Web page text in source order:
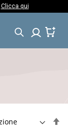
Clicca qui